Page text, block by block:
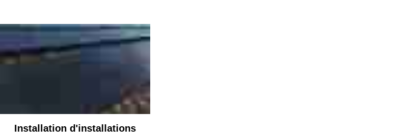
Installation d'installations